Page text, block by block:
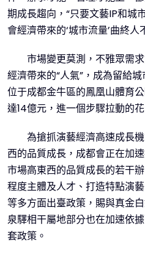
期成長趨向，“只要文藝IP和城
會經濟帶來的‘城市流量’曲終人
市場變更莫測，不雅眾需
經濟帶來的“人氣”，成為留給
位于成都金牛區的鳳凰山體育
達14億元，進一個步驟拉動的
為搶抓演藝經濟高速成長
西的品質成長，成都會正在加
市場高東西的品質成長的若干
程度主體及人才、打造特點演
等多方面出臺政策，賜與真金
泉驛相干屬地部分也在加速依
套政策。